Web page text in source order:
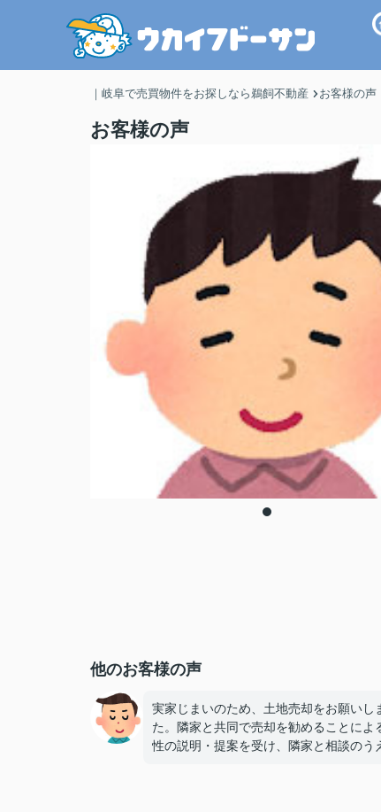
｜岐阜で売買物件をお探しなら鵜飼不動産 お客様の声
お客様の声
他のお客様の声
実家じまいのため、土地売却をお願いし
た。隣家と共同で売却を勧めることによ
性の説明・提案を受け、隣家と相談のう